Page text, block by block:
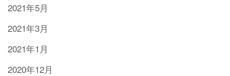
2021年5月
2021年3月
2021年1月
2020年12月